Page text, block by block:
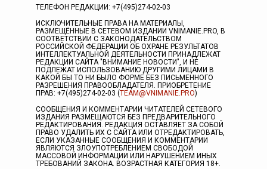
ТЕЛЕФОН РЕДАКЦИИ: +7(495)274-02-03
ИСКЛЮЧИТЕЛЬНЫЕ ПРАВА НА МАТЕРИАЛЫ,
РАЗМЕЩЁННЫЕ В СЕТЕВОМ ИЗДАНИИ VNIMANIE.PRO, В
СООТВЕТСТВИИ С ЗАКОНОДАТЕЛЬСТВОМ
РОССИЙСКОЙ ФЕДЕРАЦИИ ОБ ОХРАНЕ РЕЗУЛЬТАТОВ
ИНТЕЛЛЕКТУАЛЬНОЙ ДЕЯТЕЛЬНОСТИ ПРИНАДЛЕЖАТ
РЕДАКЦИИ САЙТА "ВНИМАНИЕ НОВОСТИ", И НЕ
ПОДЛЕЖАТ ИСПОЛЬЗОВАНИЮ ДРУГИМИ ЛИЦАМИ В
КАКОЙ БЫ ТО НИ БЫЛО ФОРМЕ БЕЗ ПИСЬМЕННОГО
РАЗРЕШЕНИЯ ПРАВООБЛАДАТЕЛЯ. ПРИОБРЕТЕНИЕ
ПРАВ: +7(495)274-02-03 (TEAM@VNIMANIE.PRO)
СООБЩЕНИЯ И КОММЕНТАРИИ ЧИТАТЕЛЕЙ СЕТЕВОГО
ИЗДАНИЯ РАЗМЕЩАЮТСЯ БЕЗ ПРЕДВАРИТЕЛЬНОГО
РЕДАКТИРОВАНИЯ. РЕДАКЦИЯ ОСТАВЛЯЕТ ЗА СОБОЙ
ПРАВО УДАЛИТЬ ИХ С САЙТА ИЛИ ОТРЕДАКТИРОВАТЬ,
ЕСЛИ УКАЗАННЫЕ СООБЩЕНИЯ И КОММЕНТАРИИ
ЯВЛЯЮТСЯ ЗЛОУПОТРЕБЛЕНИЕМ СВОБОДОЙ
МАССОВОЙ ИНФОРМАЦИИ ИЛИ НАРУШЕНИЕМ ИНЫХ
ТРЕБОВАНИЙ ЗАКОНА. ВОЗРАСТНАЯ КАТЕГОРИЯ 18+.